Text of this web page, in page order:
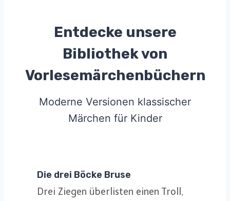
Entdecke unsere
Bibliothek von
Vorlesemärchenbüchern
Moderne Versionen klassischer
Märchen für Kinder
Die drei Böcke Bruse
Drei Ziegen überlisten einen Troll,